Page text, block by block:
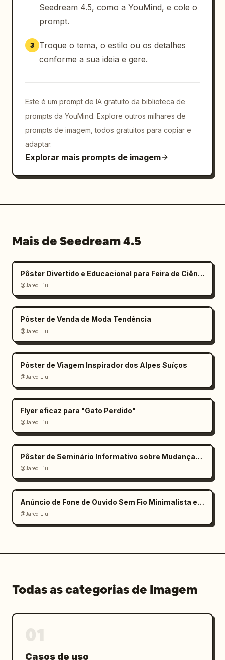
Seedream 4.5, como a YouMind, e cole o
prompt.
3
Troque o tema, o estilo ou os detalhes
conforme a sua ideia e gere.
Este é um prompt de IA gratuito da biblioteca de
prompts da YouMind. Explore outros milhares de
prompts de imagem, todos gratuitos para copiar e
adaptar.
Explorar mais prompts de imagem
Mais de Seedream 4.5
Pôster Divertido e Educacional para Feira de Ciências Infantil
@Jared Liu
Pôster de Venda de Moda Tendência
@Jared Liu
Pôster de Viagem Inspirador dos Alpes Suíços
@Jared Liu
Flyer eficaz para "Gato Perdido"
@Jared Liu
Pôster de Seminário Informativo sobre Mudanças Climáticas
@Jared Liu
Anúncio de Fone de Ouvido Sem Fio Minimalista e Elegante
@Jared Liu
Todas as categorias de Imagem
Casos de uso